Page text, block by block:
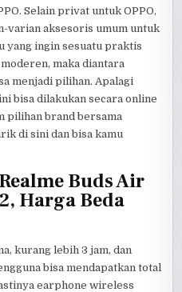
Selain privat untuk OPPO,
varian aksesoris umum untuk
yang ingin sesuatu praktis
maka diantara
menjadi pilihan. Apalagi
bisa dilakukan secara online
pilihan brand bersama
di sini dan bisa kamu
Buds Air
Harga Beda
kurang lebih 3 jam, dan
bisa mendapatkan total
earphone wireless